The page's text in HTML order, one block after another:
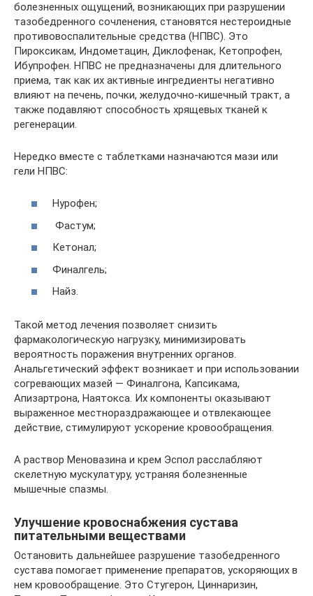
болезненных ощущений, возникающих при разрушении
тазобедренного сочленения, становятся нестероидные
противовоспалительные средства (НПВС). Это
Пироксикам, Индометацин, Диклофенак, Кетопрофен,
Ибупрофен. НПВС не предназначены для длительного
приема, так как их активные ингредиенты негативно
влияют на печень, почки, желудочно-кишечный тракт, а
также подавляют способность хрящевых тканей к
регенерации.
Нередко вместе с таблетками назначаются мази или
гели НПВС:
Нурофен;
Фастум;
Кетонал;
Финалгель;
Найз.
Такой метод лечения позволяет снизить
фармакологическую нагрузку, минимизировать
вероятность поражения внутренних органов.
Анальгетический эффект возникает и при использовании
согревающих мазей — Финалгона, Капсикама,
Апизартрона, Наятокса. Их компоненты оказывают
выраженное местнораздражающее и отвлекающее
действие, стимулируют ускорение кровообращения.
А раствор Меновазина и крем Эспол расслабляют
скелетную мускулатуру, устраняя болезненные
мышечные спазмы.
Улучшение кровоснабжения сустава
питательными веществами
Остановить дальнейшее разрушение тазобедренного
сустава помогает применение препаратов, ускоряющих в
нем кровообращение. Это Стугерон, Циннаризин,